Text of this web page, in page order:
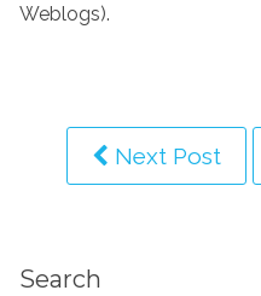
Weblogs).
Next Post
Search